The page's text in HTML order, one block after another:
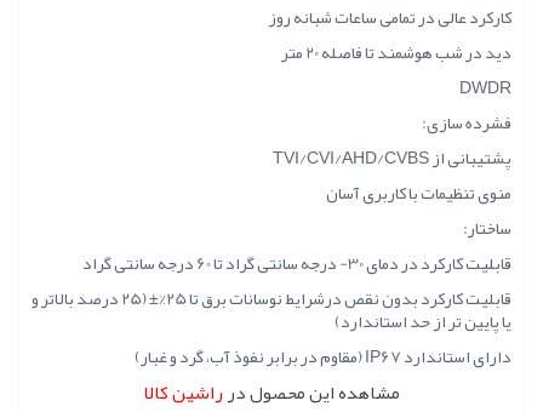
کارکرد عالی در تمامی ساعات شبانه روز
دید در شب هوشمند تا فاصله 20 متر
DWDR
فشرده سازی:
پشتیبانی از TVI/CVI/AHD/CVBS
منوی تنظیمات با کاربری آسان
ساختار:
قابلیت کارکرد در دمای 30- درجه سانتی گراد تا 60 درجه سانتی گراد
قابلیت کارکرد بدون نقص درشرایط نوسانات برق تا 25%± (25 درصد بالاتر و
یا پایین تر از حد استاندارد)
دارای استاندارد IP67 (مقاوم در برابر نفوذ آب، گرد و غبار)
مشاهده این محصول درراشین کالا